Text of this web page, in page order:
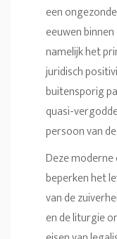
een
eeuwen
namelijk het
juridisch
buitensporig
quasi-
persoon van
Deze
beperken het
van de
en de liturgie